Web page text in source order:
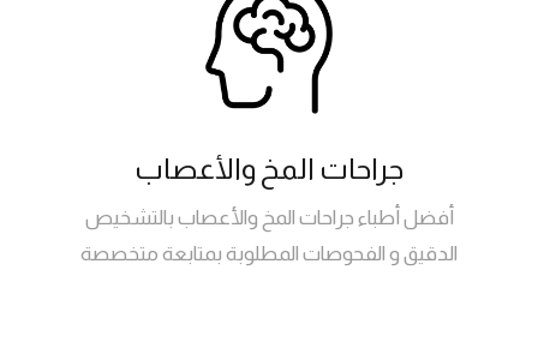
جراحات المخ والأعصاب
أفضل أطباء جراحات المخ والأعصاب بالتشخيص
الدقيق و الفحوصات المطلوبة بمتابعة متخصصة